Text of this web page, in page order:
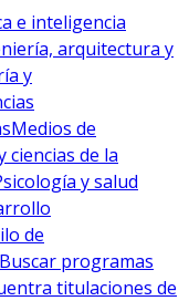
e inteligencia
arquitectura y
y
Medios de
ciencias de la
y salud
de
Buscar programas
titulaciones de